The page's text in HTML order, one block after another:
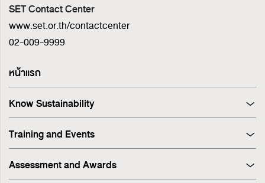
SET Contact Center
www.set.or.th/contactcenter
02-009-9999
หน้าแรก
Know Sustainability
Sustainability at A Glance
Principles and Guidelines
Corporate Governance
Sustainability Management Process
Training and Events
Training
Events
Assessment and Awards
Corporate Governance Report (CGR)